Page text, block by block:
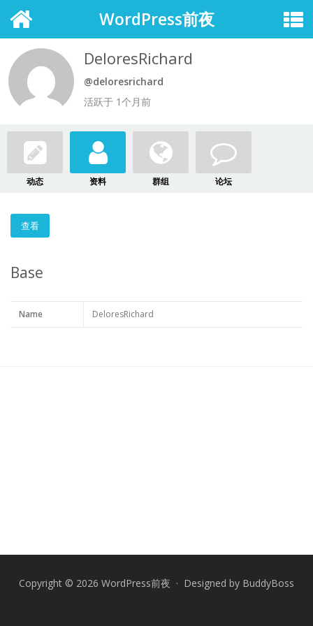
WordPress前夜
DeloresRichard
@deloresrichard
活跃于 1个月前
动态 资料 群组 论坛
查看
Base
Name DeloresRichard
Copyright © 2026 WordPress前夜 · Designed by BuddyBoss